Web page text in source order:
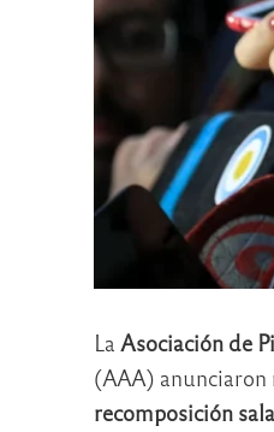
La Asociación de
(AAA) anunciaron
recomposición